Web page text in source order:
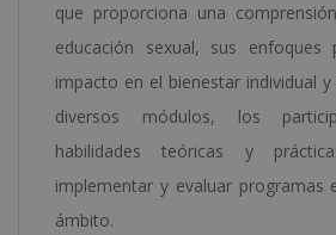
que proporciona una
educación sexual, sus enfoques
impacto en el bienestar individual
diversos módulos, los
habilidades teóricas y
implementar y evaluar programas
ámbito.